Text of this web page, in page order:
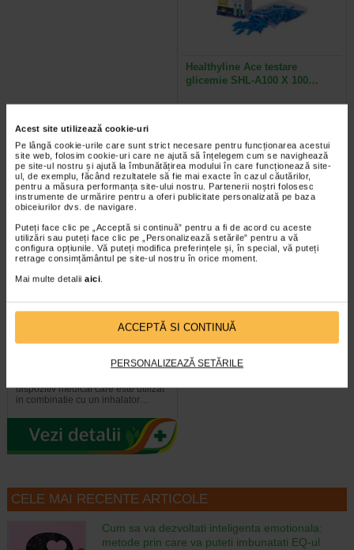
Acest site utilizează cookie-uri
Pe lângă cookie-urile care sunt strict necesare pentru funcționarea acestui
site web, folosim cookie-uri care ne ajută să înțelegem cum se navighează
pe site-ul nostru și ajută la îmbunătățirea modului în care funcționează site-
ul, de exemplu, făcând rezultatele să fie mai exacte în cazul căutărilor,
pentru a măsura performanța site-ului nostru. Partenerii noștri folosesc
instrumente de urmărire pentru a oferi publicitate personalizată pe baza
obiceiurilor dvs. de navigare.
Puteți face clic pe „Acceptă si continuă” pentru a fi de acord cu aceste
utilizări sau puteți face clic pe „Personalizează setările” pentru a vă
configura opțiunile. Vă puteți modifica preferințele și, în special, vă puteți
retrage consimțământul pe site-ul nostru în orice moment.
Mai multe detalii aici
ACCEPTĂ SI CONTINUĂ
PERSONALIZEAZĂ SETĂRILE
Healthyline Ace testare
glicemie SHL-A100 X 100…
ZerostatVT spacer cu valva
FlowGate
dispozitiv medical care este utilizat
in combinatie cu un inhalator…
CELE MAI RECENTE ARTICOLE
Cum sa va dezvoltati inteligenta emotionala:
metode prin care va puteti imbunatati EQ-ul